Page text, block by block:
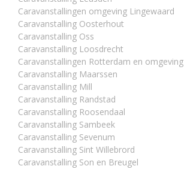
Caravanstallingen omgeving Lingewaard
Caravanstalling Oosterhout
Caravanstalling Oss
Caravanstalling Loosdrecht
Caravanstallingen Rotterdam en omgeving
Caravanstalling Maarssen
Caravanstalling Mill
Caravanstalling Randstad
Caravanstalling Roosendaal
Caravanstalling Sambeek
Caravanstalling Sevenum
Caravanstalling Sint Willebrord
Caravanstalling Son en Breugel